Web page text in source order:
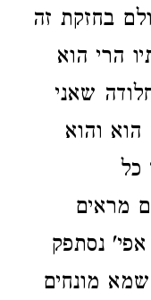
בחזקת זה
הרי הוא
שאני
הוא והוא
כל
מראים
אפי' נסתפק
שמא מונחים